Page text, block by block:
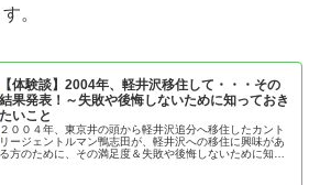
。
【体験談】2004年、軽井沢移住して・・・その
結果発表！～失敗や後悔しないために知っておき
たいこと
２００４年、東京井の頭から軽井沢追分へ移住したカント
リージェントルマン鴨志田が、軽井沢への移住に興味があ
る方のために、その満足度＆失敗や後悔しないために知っ